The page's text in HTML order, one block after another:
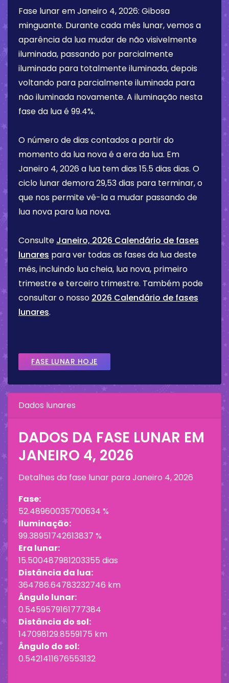
Fase lunar emJaneiro 4, 2026: Gibosa
minguante. Durante cada mês lunar, vemos a
aparência da lua mudar de não visivelmente
iluminada, passando por parcialmente
iluminada para totalmente iluminada, depois
voltando para parcialmente iluminada para
não iluminada novamente. A iluminação nesta
fase da lua é99.4%.
O número de dias contados a partir do
momento da lua nova é a era da lua. Em
Janeiro 4, 2026 a lua tem dias 15.5 dias dias. O
ciclo lunar demora 29,53 dias para terminar, o
que nos permite vê-la a mudar passando de
lua nova para lua nova.
Consulte Janeiro, 2026 Calendário de fases
lunares para ver todas as fases da lua deste
mês, incluindo lua cheia, lua nova, primeiro
trimestre e terceiro trimestre. Também pode
consultar o nosso 2026 Calendário de fases
lunares.
FASE LUNAR HOJE
Dados lunares
DADOS DA FASE LUNAR EM
JANEIRO 4, 2026
Detalhes da fase lunar paraJaneiro 4, 2026
Fase:
52.48960035700634 %
Iluminação:
99.38951742613837 %
Era lunar:
15.500487981203355 dias
Distância da lua:
364786.64783232746 km
Ângulo lunar:
0.5459579161777384
Distância do sol:
147098129.8559175 km
Ângulo do sol:
0.5421411676553132